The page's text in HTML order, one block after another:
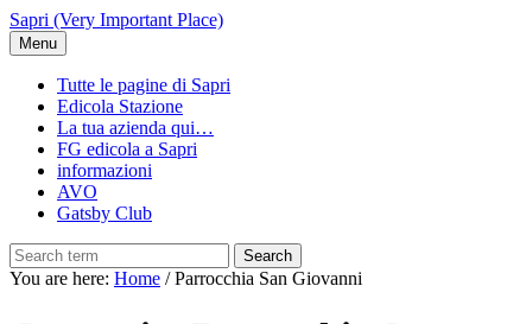
Skip
to
main
content
Sapri (Very Important Place)
Menu
Tutte le pagine di Sapri
Edicola Stazione
La tua azienda qui…
FG edicola a Sapri
informazioni
AVO
Gatsby Club
Search
You are here: Home /Parrocchia San Giovanni